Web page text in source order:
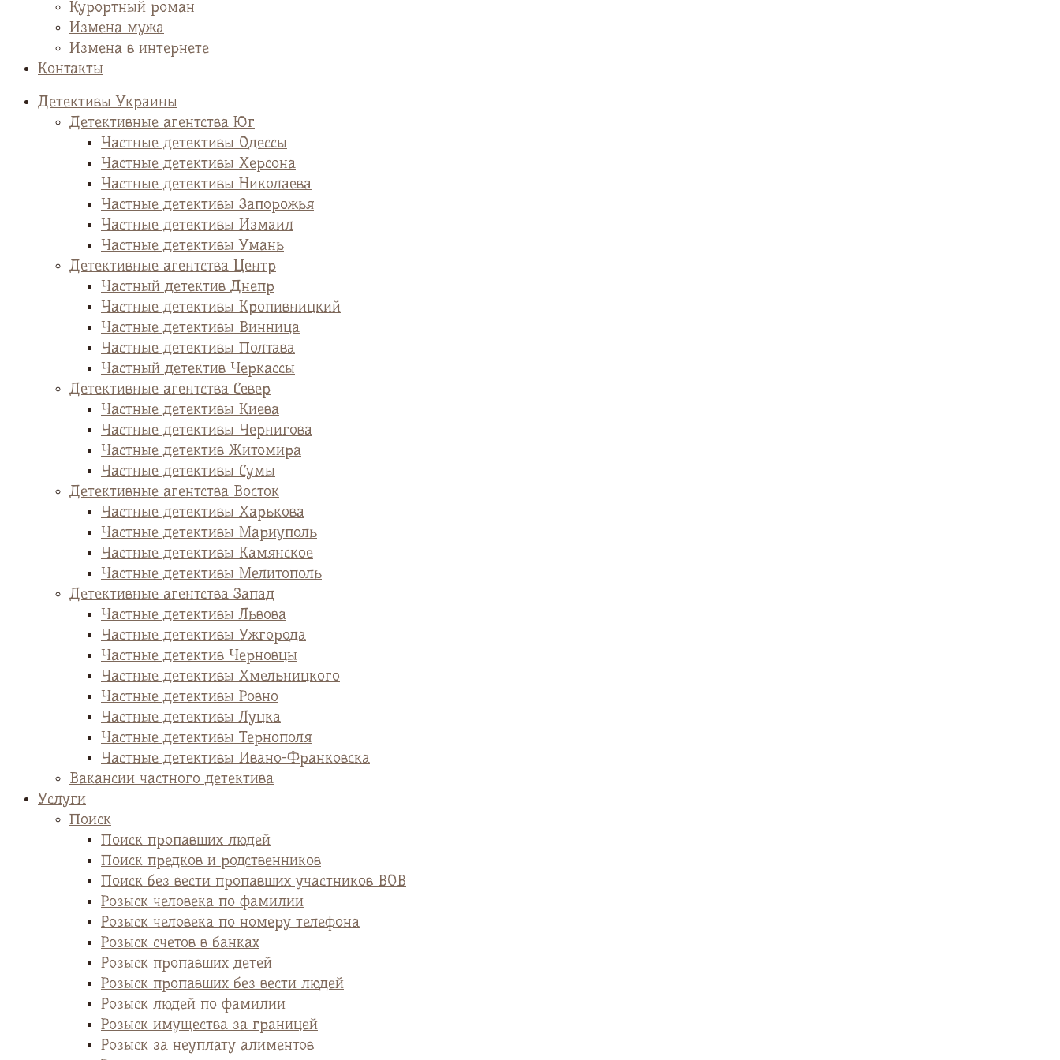
Курортный роман
Измена мужа
Измена в интернете
Контакты
Детективы Украины
Детективные агентства Юг
Частные детективы Одессы
Частные детективы Херсона
Частные детективы Николаева
Частные детективы Запорожья
Частные детективы Измаил
Частные детективы Умань
Детективные агентства Центр
Частный детектив Днепр
Частные детективы Кропивницкий
Частные детективы Винница
Частные детективы Полтава
Частный детектив Черкассы
Детективные агентства Север
Частные детективы Киева
Частные детективы Чернигова
Частные детектив Житомира
Частные детективы Сумы
Детективные агентства Восток
Частные детективы Харькова
Частные детективы Мариуполь
Частные детективы Камянское
Частные детективы Мелитополь
Детективные агентства Запад
Частные детективы Львова
Частные детективы Ужгорода
Частные детектив Черновцы
Частные детективы Хмельницкого
Частные детективы Ровно
Частные детективы Луцка
Частные детективы Тернополя
Частные детективы Ивано-Франковска
Вакансии частного детектива
Услуги
Поиск
Поиск пропавших людей
Поиск предков и родственников
Поиск без вести пропавших участников ВОВ
Розыск человека по фамилии
Розыск человека по номеру телефона
Розыск счетов в банках
Розыск пропавших детей
Розыск пропавших без вести людей
Розыск людей по фамилии
Розыск имущества за границей
Розыск за неуплату алиментов